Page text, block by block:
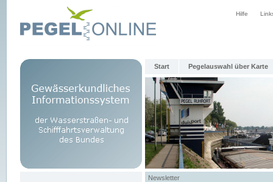
Hilfe
Start Pegelauswahl über Karte
Newsletter